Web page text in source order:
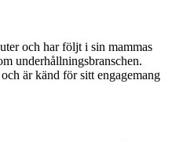
och har följt i sin mammas
underhållningsbranschen.
är känd för sitt engagemang